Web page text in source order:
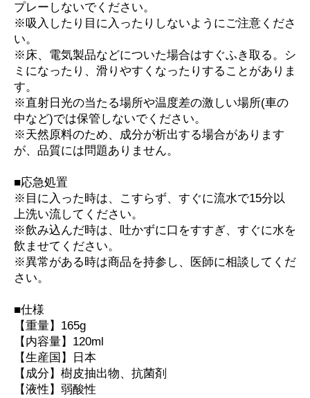
プレーしないでください。
※吸入したり目に入ったりしないようにご注意くださ
い。
※床、電気製品などについた場合はすぐふき取る。シ
ミになったり、滑りやすくなったりすることがありま
す。
※直射日光の当たる場所や温度差の激しい場所(車の
中など)では保管しないでください。
※天然原料のため、成分が析出する場合があります
が、品質には問題ありません。
■応急処置
※目に入った時は、こすらず、すぐに流水で15分以
上洗い流してください。
※飲み込んだ時は、吐かずに口をすすぎ、すぐに水を
飲ませてください。
※異常がある時は商品を持参し、医師に相談してくだ
さい。
■仕様
【重量】165g
【内容量】120ml
【生産国】日本
【成分】樹皮抽出物、抗菌剤
【液性】弱酸性